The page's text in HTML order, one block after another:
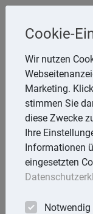
Angela
Aßmannstr. 64,
Telefon: 30
E-Mail:
Startseite
Cookie-
Wir nutzen
Marketing.
stimmen Sie
diese Zwecke
Ihre
Informationen
eingesetzten
Notwendig